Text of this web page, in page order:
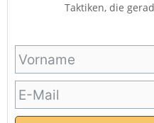
Taktiken, die